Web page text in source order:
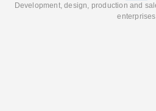
Development, design, production and
enterprises